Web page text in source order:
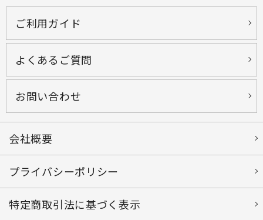
ご利用ガイド
よくあるご質問
お問い合わせ
会社概要
プライバシーポリシー
特定商取引法に基づく表示